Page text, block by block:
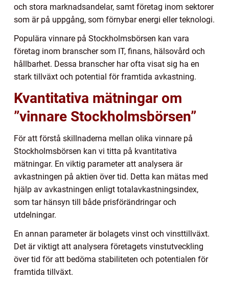
och stora marknadsandelar, samt företag inom sektorer
som är på uppgång, som förnybar energi eller teknologi.
Populära vinnare på Stockholmsbörsen kan vara
företag inom branscher som IT, finans, hälsovård och
hållbarhet. Dessa branscher har ofta visat sig ha en
stark tillväxt och potential för framtida avkastning.
Kvantitativa mätningar om
”vinnare Stockholmsbörsen”
För att förstå skillnaderna mellan olika vinnare på
Stockholmsbörsen kan vi titta på kvantitativa
mätningar. En viktig parameter att analysera är
avkastningen på aktien över tid. Detta kan mätas med
hjälp av avkastningen enligt totalavkastningsindex,
som tar hänsyn till både prisförändringar och
utdelningar.
En annan parameter är bolagets vinst och vinsttillväxt.
Det är viktigt att analysera företagets vinstutveckling
över tid för att bedöma stabiliteten och potentialen för
framtida tillväxt.